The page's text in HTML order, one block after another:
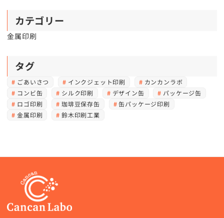
カテゴリー
金属印刷
タグ
ごあいさつ インクジェット印刷
カンカンラボ
コンビ缶
シルク印刷 デザイン缶
パッケージ缶
ロゴ印刷
珈琲豆保存缶
缶パッケージ印刷
金属印刷
鈴木印刷工業